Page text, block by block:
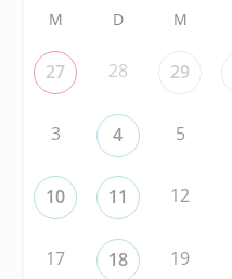
M D M
27 28 29
3 4 5
10 11 12
17 18 19